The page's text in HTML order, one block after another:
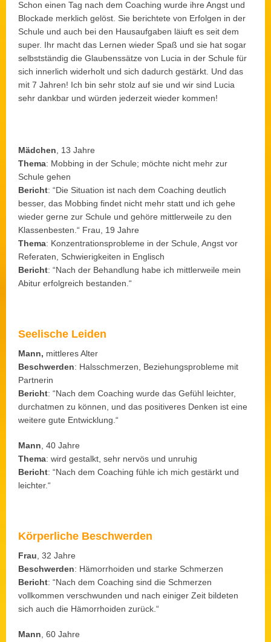
Schon einen Tag nach dem Coaching wurde ihre Angst und
Blockade merklich gelöst. Sie berichtete von Erfolgen in der
Schule und auch bei den Hausaufgaben läiuft es seit dem
super. Ihr macht das Lernen wieder Spaß und sie hat sogar
selbstständig die Glaubenssätze von Lucia in der Schule für
sich innerlich widerholt und sich dadurch gestärkt. Und das
mit 7 Jahren! Ich bin sehr stolz auf sie und wir sind Lucia
sehr dankbar und würden jederzeit wieder kommen!
Mädchen , 13 Jahre
Thema: Mobbing in der Schule; möchte nicht mehr zur
Schule gehen
Bericht: “Die Situation ist nach dem Coaching deutlich
besser, das Mobbing findet nicht mehr statt und ich gehe
wieder gerne zur Schule und gehöre mittlerweile zu den
Klassenbesten.“ Frau, 19 Jahre
Thema: Konzentrationsprobleme in der Schule, Angst vor
Referaten, Schwierigkeiten in Englisch
Bericht: “Nach der Behandlung habe ich mittlerweile mein
Abitur erfolgreich bestanden.“
Seelische Leiden
Mann, mittleres Alter
Beschwerden: Halsschmerzen, Beziehungsprobleme mit
Partnerin
Bericht: “Nach dem Coaching wurde das Gefühl leichter,
durchatmen zu können, und das positiveres Denken ist eine
weitere gute Entwicklung.“
Mann , 40 Jahre
Thema: wird gestalkt, sehr nervös und unruhig
Bericht: “Nach dem Coaching fühle ich mich gestärkt und
leichter.“
Körperliche Beschwerden
Frau , 32 Jahre
Beschwerden: Hämorrhoiden und starke Schmerzen
Bericht: “Nach dem Coaching sind die Schmerzen
vollkommen verschwunden und nach einiger Zeit bildeten
sich auch die Hämorrhoiden zurück.“
Mann , 60 Jahre